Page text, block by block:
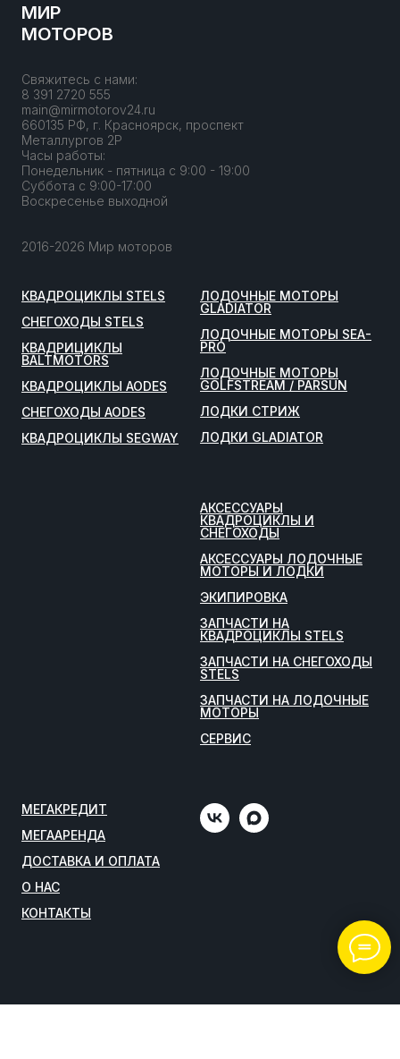
МИР
МОТОРОВ
Свяжитесь с нами:
8 391 2720 555
main@mirmotorov24.ru
660135 РФ, г. Красноярск, проспект
Металлургов 2Р
Часы работы:
Понедельник - пятница с 9:00 - 19:00
Суббота с 9:00-17:00
Воскресенье выходной
2016-2026 Мир моторов
КВАДРОЦИКЛЫ STELS
СНЕГОХОДЫ STELS
КВАДРИЦИКЛЫ
BALTMOTORS
КВАДРОЦИКЛЫ AODES
СНЕГОХОДЫ AODES
КВАДРОЦИКЛЫ SEGWAY
ЛОДОЧНЫЕ МОТОРЫ
GLADIATOR
ЛОДОЧНЫЕ МОТОРЫ SEA-
PRO
ЛОДОЧНЫЕ МОТОРЫ
GOLFSTREAM / PARSUN
ЛОДКИ СТРИЖ
ЛОДКИ GLADIATOR
АКСЕССУАРЫ
КВАДРОЦИКЛЫ И
СНЕГОХОДЫ
АКСЕССУАРЫ ЛОДОЧНЫЕ
МОТОРЫ И ЛОДКИ
ЭКИПИРОВКА
ЗАПЧАСТИ НА
КВАДРОЦИКЛЫ STELS
ЗАПЧАСТИ НА СНЕГОХОДЫ
STELS
ЗАПЧАСТИ НА ЛОДОЧНЫЕ
МОТОРЫ
СЕРВИС
МЕГАКРЕДИТ
МЕГААРЕНДА
ДОСТАВКА И ОПЛАТА
О НАС
КОНТАКТЫ